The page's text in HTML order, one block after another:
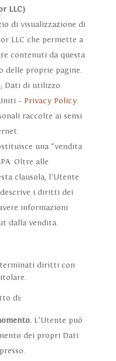
LLC)
di visualizzazione di
LLC che permette a
contenuti da questa
delle proprie pagine.
Dati di utilizzo.
– Privacy Policy.
raccolte ai sensi
una “vendita
Oltre alle
clausola, l’Utente
i diritti dei
informazioni
dalla vendita.
diritti con
di:
L’Utente può
dei propri Dati